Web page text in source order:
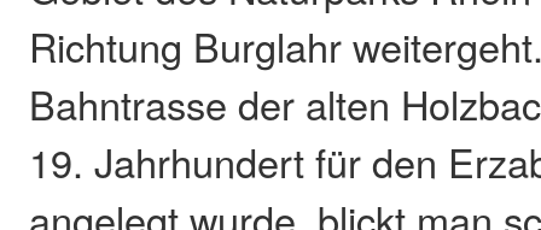
Richtung Burglahr
Bahntrasse der alten
19. Jahrhundert für den
angelegt wurde, blickt man